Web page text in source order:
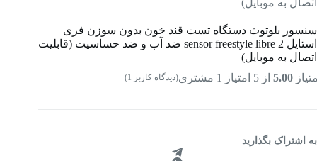
اتصال به موبایل)
سنسور بلوتوث دستگاه تست قند خون بدون سوزن فری
استایل sensor freestyle libre 2 ضد آب و ضد حساسیت (قابلیت
اتصال به موبایل)
5.00از 5 امتیاز 1 مشتری(دیدگاه کاربر 1
)
به اشتراک بگذارید